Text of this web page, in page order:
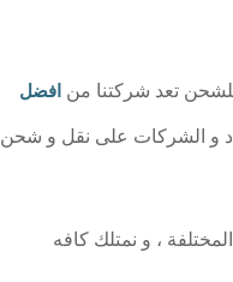
تعد شركتنا من افضل
و الشركات على نقل و شحن
، و نمتلك كافه